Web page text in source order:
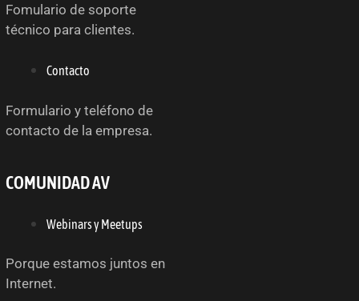
Fomulario de soporte
técnico para clientes.
Contacto
Formulario y teléfono de
contacto de la empresa.
COMUNIDAD AV
Webinars y Meetups
Porque estamos juntos en
Internet.